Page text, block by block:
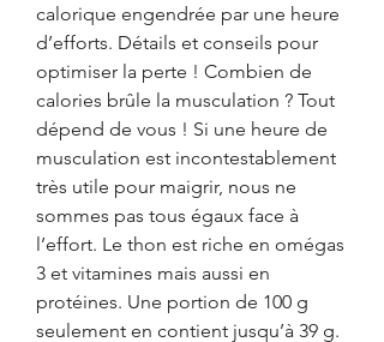
calorique engendrée par une heure
d’efforts. Détails et conseils pour
optimiser la perte ! Combien de
calories brûle la musculation ? Tout
dépend de vous ! Si une heure de
musculation est incontestablement
très utile pour maigrir, nous ne
sommes pas tous égaux face à
l’effort. Le thon est riche en omégas
3 et vitamines mais aussi en
protéines. Une portion de 100 g
seulement en contient jusqu’à 39 g.